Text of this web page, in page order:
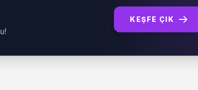
KEŞFE ÇIK